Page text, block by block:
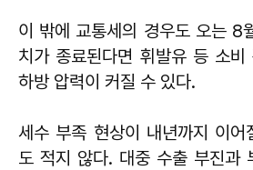
이 밖에 교통세의 경우도 오는 8
치가 종료된다면 휘발유 등 소비
하방 압력이 커질 수 있다.
세수 부족 현상이 내년까지 이
도 적지 않다. 대중 수출 부진과